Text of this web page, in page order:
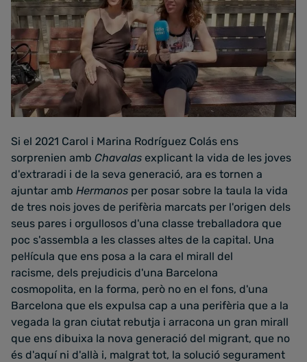
Si el 2021 Carol i Marina Rodríguez Colás ens
sorprenien amb Chavalas explicant la vida de les joves
d'extraradi i de la seva generació, ara es tornen a
ajuntar amb Hermanos per posar sobre la taula la vida
de tres nois joves de perifèria marcats per l'origen dels
seus pares i orgullosos d'una classe treballadora que
poc s'assembla a les classes altes de la capital. Una
pel·lícula que ens posa a la cara el mirall del
racisme, dels prejudicis d'una Barcelona
cosmopolita, en la forma, però no en el fons, d'una
Barcelona que els expulsa cap a una perifèria que a la
vegada la gran ciutat rebutja i arracona un gran mirall
que ens dibuixa la nova generació del migrant, que no
és d'aquí ni d'allà i, malgrat tot, la solució segurament